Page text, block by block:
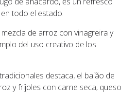
todo el estado.
de arroz con vinagreira y
del uso creativo de los
destaca, el baião de
y frijoles con carne seca, queso